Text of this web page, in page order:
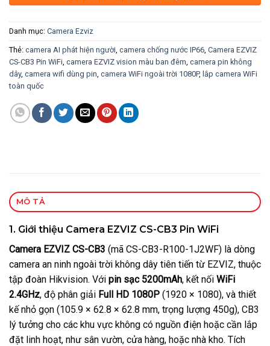
Danh mục: Camera Ezviz
Thẻ: camera AI phát hiện người camera chống nước IP66 Camera EZVIZ
CS-CB3 Pin WiFi camera EZVIZ vision màu ban đêm camera pin không
dây, camera wifi dùng pin camera WiFi ngoài trời 1080P, lắp camera WiFi
toàn quốc
MÔ TẢ
1. Giới thiệu Camera EZVIZ CS-CB3 Pin WiFi
Camera EZVIZ CS-CB3 (mã CS-CB3-R100-1J2WF) là dòng
camera an ninh ngoài trời không dây tiên tiến từ EZVIZ, thuộc
tập đoàn Hikvision. Với pin sạc 5200mAh, kết nối WiFi
2.4GHz, độ phân giải Full HD 1080P (1920 × 1080), và thiết
kế nhỏ gọn (105.9 × 62.8 × 62.8 mm, trọng lượng 450g), CB3
lý tưởng cho các khu vực không có nguồn điện hoặc cần lắp
đặt linh hoạt, như sân vườn, cửa hàng, hoặc nhà kho. Tích